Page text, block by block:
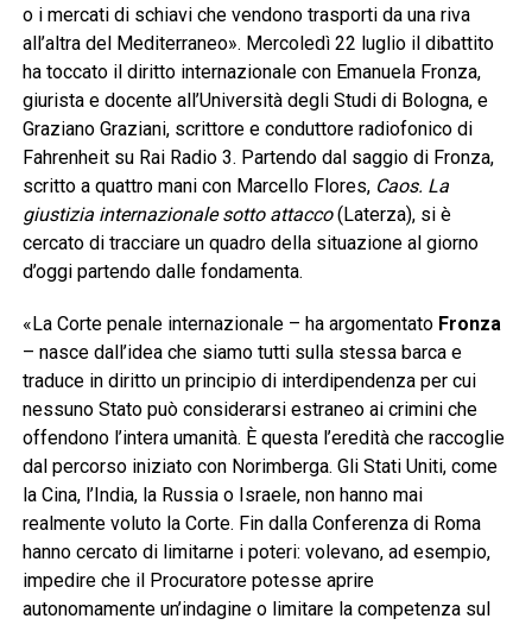
o i mercati di schiavi che vendono trasporti da una riva
all’altra del Mediterraneo». Mercoledì 22 luglio il dibattito
ha toccato il diritto internazionale con Emanuela Fronza,
giurista e docente all’Università degli Studi di Bologna, e
Graziano Graziani, scrittore e conduttore radiofonico di
Fahrenheit su Rai Radio 3. Partendo dal saggio di Fronza,
scritto a quattro mani con Marcello Flores, Caos. La
giustizia internazionale sotto attacco(Laterza), si è
cercato di tracciare un quadro della situazione al giorno
d’oggi partendo dalle fondamenta.
«La Corte penale internazionale – ha argomentato Fronza
– nasce dall’idea che siamo tutti sulla stessa barca e
traduce in diritto un principio di interdipendenza per cui
nessuno Stato può considerarsi estraneo ai crimini che
offendono l’intera umanità. È questa l’eredità che raccoglie
dal percorso iniziato con Norimberga. Gli Stati Uniti, come
la Cina, l’India, la Russia o Israele, non hanno mai
realmente voluto la Corte. Fin dalla Conferenza di Roma
hanno cercato di limitarne i poteri: volevano, ad esempio,
impedire che il Procuratore potesse aprire
autonomamente un’indagine o limitare la competenza sul